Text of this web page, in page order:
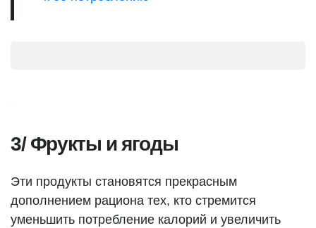
3/ Фрукты и ягоды
Эти продукты становятся прекрасным
дополнением рациона тех, кто стремится
уменьшить потребление калорий и увеличить